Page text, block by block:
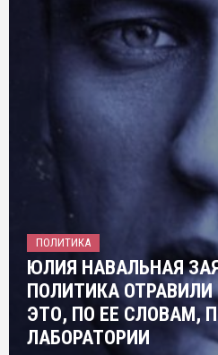
ПОЛИТИКА
ЮЛИЯ НАВАЛЬНАЯ
ПОЛИТИКА
ЭТО, ПО ЕЕ СЛОВАМ,
ЛАБОРАТОРИИ